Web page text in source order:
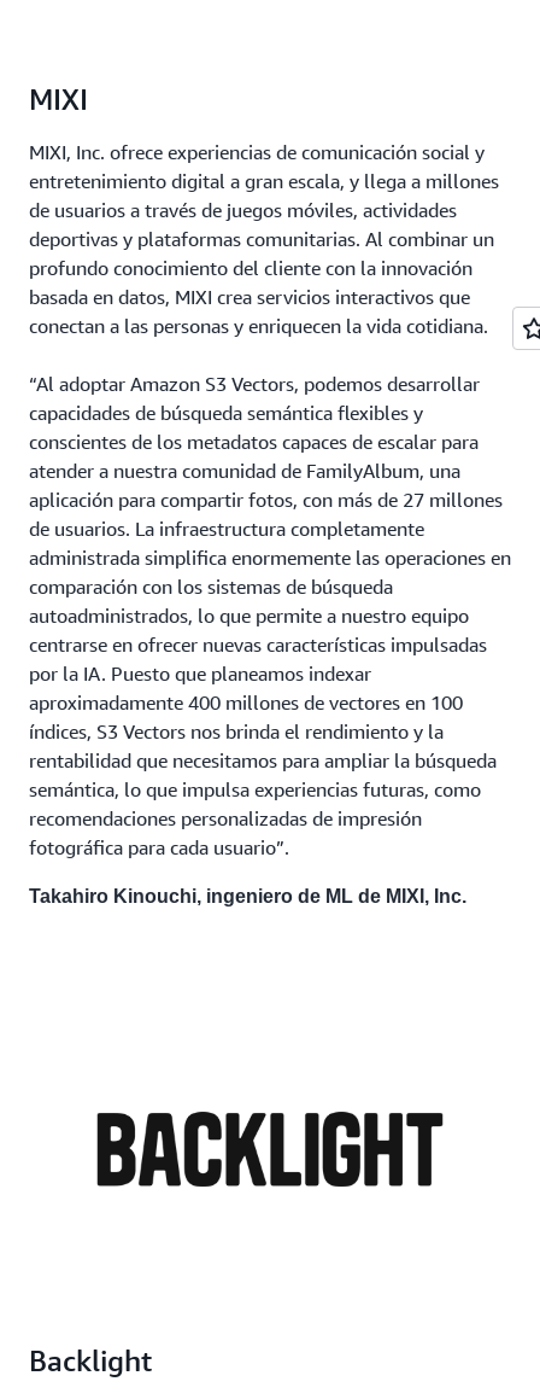
MIXI
MIXI, Inc. ofrece experiencias de comunicación social y
entretenimiento digital a gran escala, y llega a millones
de usuarios a través de juegos móviles, actividades
deportivas y plataformas comunitarias. Al combinar un
profundo conocimiento del cliente con la innovación
basada en datos, MIXI crea servicios interactivos que
conectan a las personas y enriquecen la vida cotidiana.
“Al adoptar Amazon S3 Vectors, podemos desarrollar
capacidades de búsqueda semántica flexibles y
conscientes de los metadatos capaces de escalar para
atender a nuestra comunidad de FamilyAlbum, una
aplicación para compartir fotos, con más de 27 millones
de usuarios. La infraestructura completamente
administrada simplifica enormemente las operaciones en
comparación con los sistemas de búsqueda
autoadministrados, lo que permite a nuestro equipo
centrarse en ofrecer nuevas características impulsadas
por la IA. Puesto que planeamos indexar
aproximadamente 400 millones de vectores en 100
índices, S3 Vectors nos brinda el rendimiento y la
rentabilidad que necesitamos para ampliar la búsqueda
semántica, lo que impulsa experiencias futuras, como
recomendaciones personalizadas de impresión
fotográfica para cada usuario”.
Takahiro Kinouchi, ingeniero de ML de MIXI, Inc.
Backlight